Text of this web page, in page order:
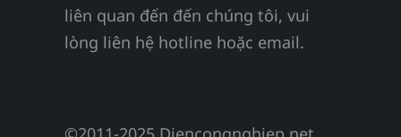
liên quan đến đến chúng tôi, vui
lòng liên hệ hotline hoặc email.